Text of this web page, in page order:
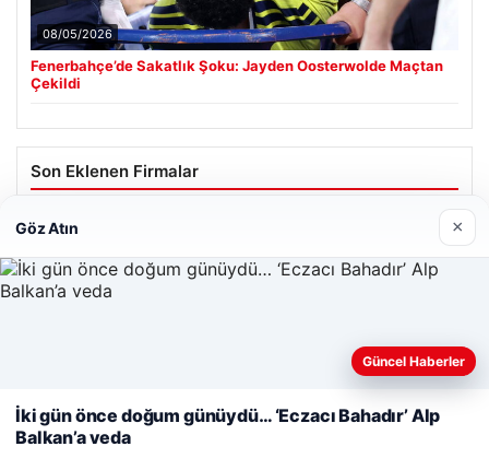
08/05/2026
Fenerbahçe’de Sakatlık Şoku: Jayden Oosterwolde Maçtan
Çekildi
Son Eklenen Firmalar
Web sitemizi nasıl kullandığınızı daha iyi anlayabilmek,
kullanıyoruz.
Çerez Politikamız
Reddet
Göz Atın ×
Güncel Haberler
İki gün önce doğum günüydü… ‘Eczacı Bahadır’ Alp
Balkan’a veda